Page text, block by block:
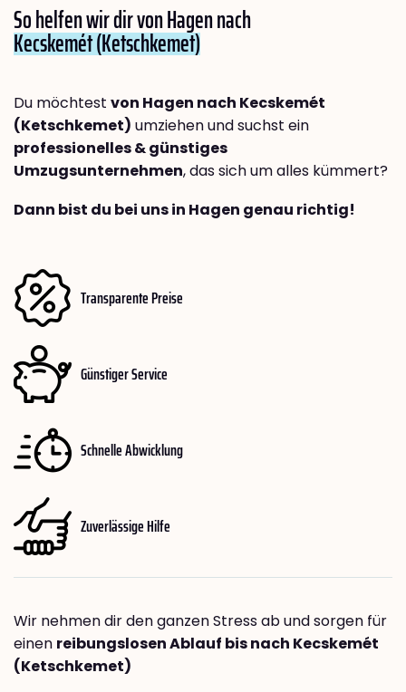
So helfen wir dir von Hagen nach
Kecskemét (Ketschkemet)
Du möchtest von Hagen nach Kecskemét
(Ketschkemet) umziehen und suchst ein
professionelles & günstiges
Umzugsunternehmen, das sich um alles kümmert?
Dann bist du bei uns in Hagen genau richtig!
Transparente Preise
Günstiger Service
Schnelle Abwicklung
Zuverlässige Hilfe
Wir nehmen dir den ganzen Stress ab und sorgen für
einen reibungslosen Ablauf bis nach Kecskemét
(Ketschkemet)